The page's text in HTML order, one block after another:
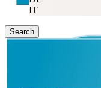
IT
Search